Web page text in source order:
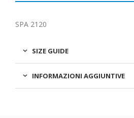
SPA 2120
SIZE GUIDE
INFORMAZIONI AGGIUNTIVE